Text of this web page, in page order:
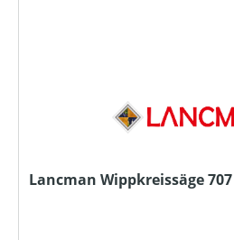
Lancman Wippkreissäge 707